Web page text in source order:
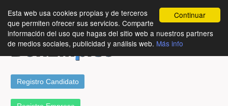
Continuar
Esta web usa cookies propias y de terceros
que permiten ofrecer sus servicios. Comparte
información del uso que hagas del sitio web a nuestros partners
de medios sociales, publicidad y análisis web. Más info
Registro Candidato